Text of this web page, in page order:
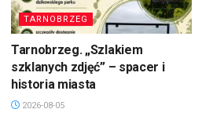
TARNOBRZEG
Tarnobrzeg. „Szlakiem
szklanych zdjęć” – spacer i
historia miasta
2026-08-05